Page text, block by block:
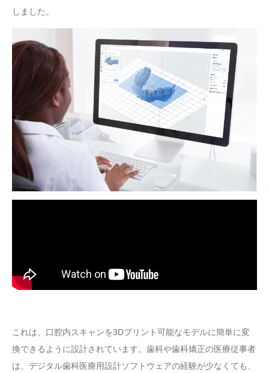
しました。
これは、口腔内スキャンを3Dプリント可能なモデルに簡単に変
換できるように設計されています。歯科や歯科矯正の医療従事者
は、デジタル歯科医療用設計ソフトウェアの経験が少なくても、